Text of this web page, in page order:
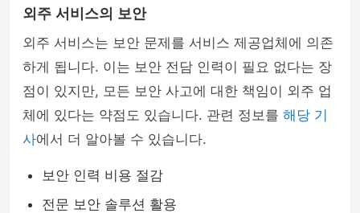
외주 서비스의 보안
외주 서비스는 보안 문제를 서비스 제공업체에 의존
하게 됩니다. 이는 보안 전담 인력이 필요 없다는 장
점이 있지만, 모든 보안 사고에 대한 책임이 외주 업
체에 있다는 약점도 있습니다. 관련 정보를 해당 기
사에서 더 알아볼 수 있습니다.
보안 인력 비용 절감
전문 보안 솔루션 활용